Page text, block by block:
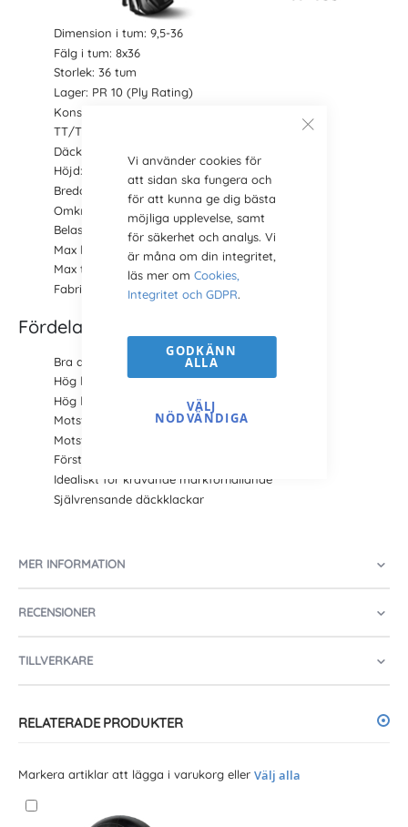
Vi använder cookies för
att sidan ska fungera och
för att kunna ge dig bästa
möjliga upplevelse, samt
för säkerhet och analys. Vi
är måna om din integritet,
läs mer om Cookies,
Integritet och GDPR.
GODKÄNN
ALLA
VÄLJ
NÖDVÄNDIGA
Dimension i tum: 9,5-36
Fälg i tum: 8x36
Storlek: 36 tum
Lager: PR 10 (Ply Rating)
Konstruktion: Diagonal
TT/TL: TT (för slang)
Däckmönster:
Höjd: 1360 mm
Bredd: 235 mm
Omkrets: 4000 mm
Belastning: 1500 kg
Max hastighet: 30 km/h
Max tryck: 3.5 bar
Fabrikat: BKT
Fördelar och egenskaper TR 135
Bra dragförmåga
Hög hållbarhet
Hög lastkapacitet
Motståndskraft mot skärande underlag
Motståndskraft mot punktering
Förstärkt däckhölje
Idealiskt för krävande markförhållande
Självrensande däckklackar
MER INFORMATION
RECENSIONER
TILLVERKARE
RELATERADE PRODUKTER
Markera artiklar att lägga i varukorg eller Välj alla